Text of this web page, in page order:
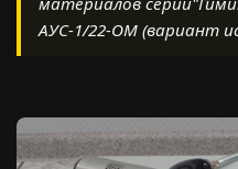
АУС-1/22-ОМ (вариант